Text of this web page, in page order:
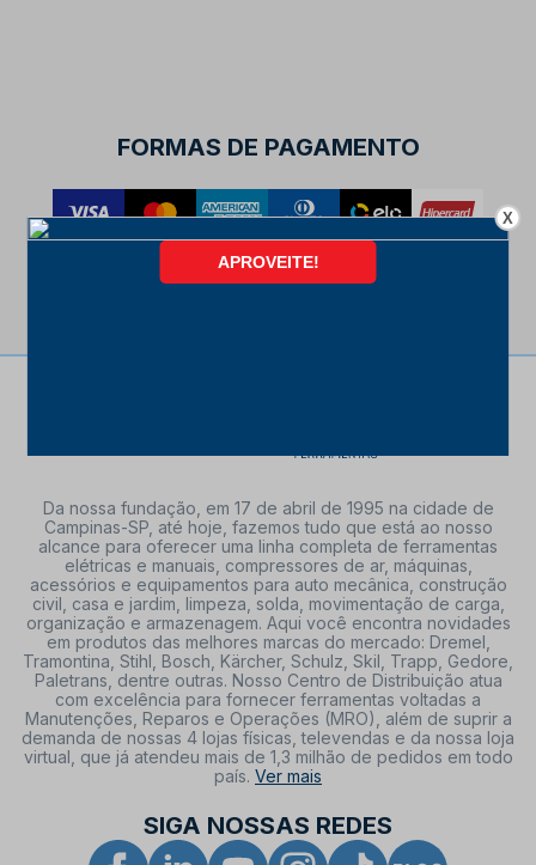
FORMAS DE PAGAMENTO
Da nossa fundação, em 17 de abril de 1995 na cidade de
Campinas-SP, até hoje, fazemos tudo que está ao nosso
alcance para oferecer uma linha completa de ferramentas
elétricas e manuais, compressores de ar, máquinas,
acessórios e equipamentos para auto mecânica, construção
civil, casa e jardim, limpeza, solda, movimentação de carga,
organização e armazenagem. Aqui você encontra novidades
em produtos das melhores marcas do mercado: Dremel,
Tramontina, Stihl, Bosch, Kärcher, Schulz, Skil, Trapp, Gedore,
Paletrans, dentre outras. Nosso Centro de Distribuição atua
com excelência para fornecer ferramentas voltadas a
Manutenções, Reparos e Operações (MRO), além de suprir a
demanda de nossas 4 lojas físicas, televendas e da nossa loja
virtual, que já atendeu mais de 1,3 milhão de pedidos em todo
país. Ver mais
SIGA NOSSAS REDES
X